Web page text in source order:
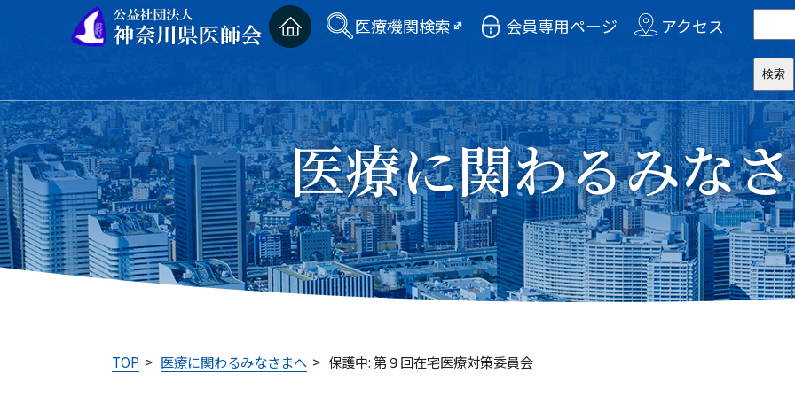
医療機関検索 会員専用ページ アクセス
医療に関わるみな
TOP > 医療に関わるみなさまへ > 保護中: 第９回在宅医療対策委員会